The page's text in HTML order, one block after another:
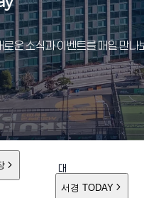
로운 소식과 이벤트를 매일 만나
대
학
서경 TODAY